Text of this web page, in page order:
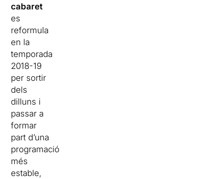
cabaret
es
reformula
en la
temporada
2018-19
per sortir
dels
dilluns i
passar a
formar
part d’una
programació
més
estable,